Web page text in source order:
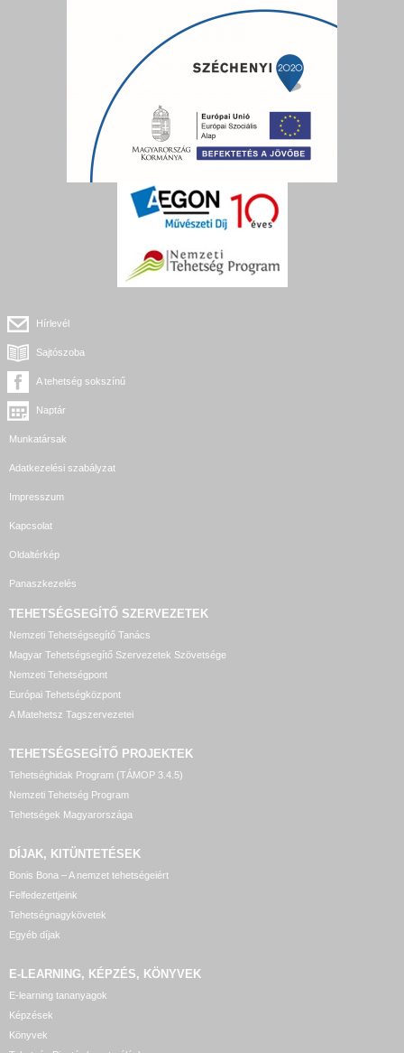
Hírlevél
Sajtószoba
A tehetség sokszínű
Naptár
Munkatársak
Adatkezelési szabályzat
Impresszum
Kapcsolat
Oldaltérkép
Panaszkezelés
TEHETSÉGSEGÍTŐ SZERVEZETEK
Nemzeti Tehetségsegítő Tanács
Magyar Tehetségsegítő Szervezetek Szövetsége
Nemzeti Tehetségpont
Európai Tehetségközpont
A Matehetsz Tagszervezetei
TEHETSÉGSEGÍTŐ PROJEKTEK
Tehetséghidak Program (TÁMOP 3.4.5)
Nemzeti Tehetség Program
Tehetségek Magyarországa
DÍJAK, KITÜNTETÉSEK
Bonis Bona – A nemzet tehetségeiért
Felfedezettjeink
Tehetségnagykövetek
Egyéb díjak
E-LEARNING, KÉPZÉS, KÖNYVEK
E-learning tananyagok
Képzések
Könyvek